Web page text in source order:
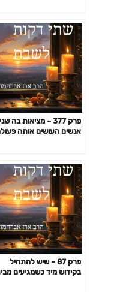
פרק 377 – מציאות בה שני
אנשים העושים אותה
פרק 87 – שיש להתחיל
בקידוש מיד כשמגיעים